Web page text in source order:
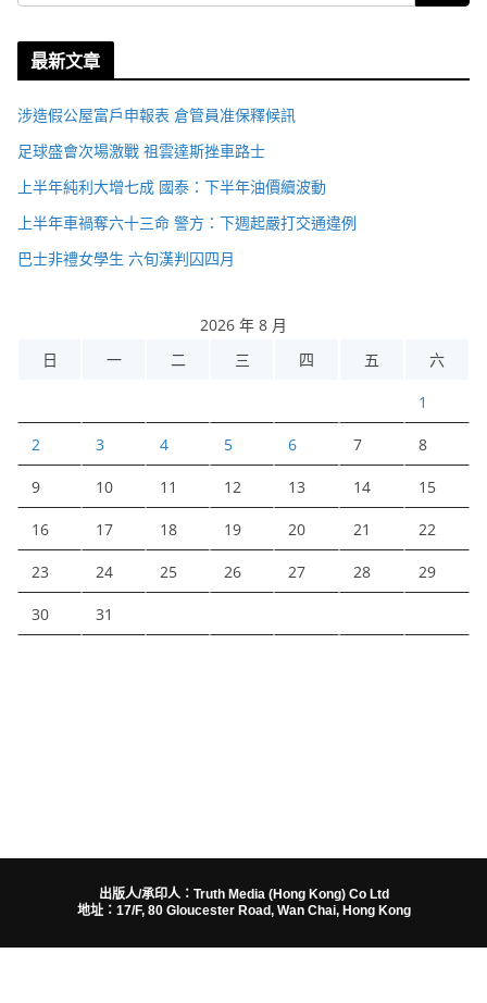
最新文章
涉造假公屋富戶申報表 倉管員准保釋候訊
足球盛會次場激戰 祖雲達斯挫車路士
上半年純利大增七成 國泰：下半年油價續波動
上半年車禍奪六十三命 警方：下週起嚴打交通違例
巴士非禮女學生 六旬漢判囚四月
2026 年 8 月
日
一 二 三 四 五 六
1
2 3 4 5 6 7 8
9 10 11 12 13 14 15
16 17 18 19 20 21 22
23 24 25 26 27 28 29
30 31
出版人/承印人：Truth Media (Hong Kong) Co Ltd
地址：17/F, 80 Gloucester Road, Wan Chai, Hong Kong